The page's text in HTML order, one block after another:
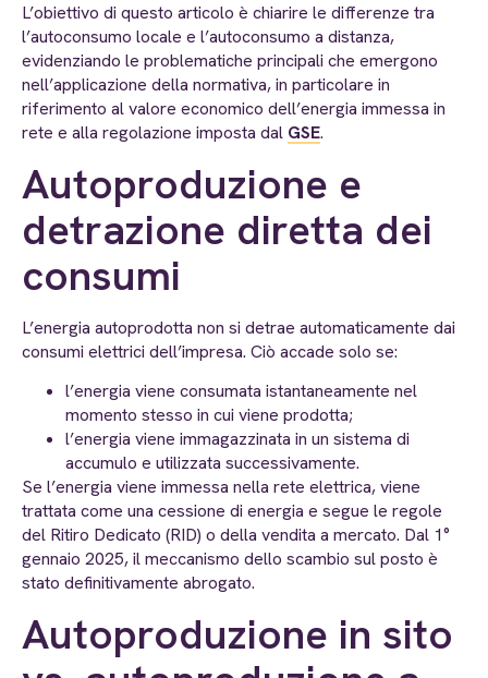
L’obiettivo di questo articolo è chiarire le differenze tra
l’autoconsumo locale e l’autoconsumo a distanza,
evidenziando le problematiche principali che emergono
nell’applicazione della normativa, in particolare in
riferimento al valore economico dell’energia immessa in
rete e alla regolazione imposta dal GSE.
Autoproduzione e
detrazione diretta dei
consumi
L’energia autoprodotta non si detrae automaticamente dai
consumi elettrici dell’impresa. Ciò accade solo se:
l’energia viene consumata istantaneamente nel
momento stesso in cui viene prodotta;
l’energia viene immagazzinata in un sistema di
accumulo e utilizzata successivamente.
Se l’energia viene immessa nella rete elettrica, viene
trattata come una cessione di energia e segue le regole
del Ritiro Dedicato (RID) o della vendita a mercato. Dal 1°
gennaio 2025, il meccanismo dello scambio sul posto è
stato definitivamente abrogato.
Autoproduzione in sito